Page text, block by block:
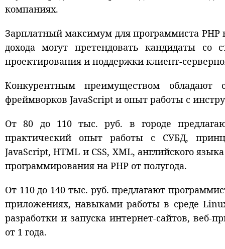
компаниях.
Зарплатный максимум для программиста PHP
дохода могут претендовать кандидаты
проектирования и поддержки клиент-
Конкурентным преимуществом
фреймворков JavaScript и опыт работы с
От 80 до 110 тыс. руб. в городе
практический опыт работы с СУБД,
JavaScript, HTML и CSS, XML, английского
программирования на PHP от полугода.
От 110 до 140 тыс. руб. предлагают
приложениях, навыками работы в среде
разработки и запуска интернет-сайтов,
от 1 года.